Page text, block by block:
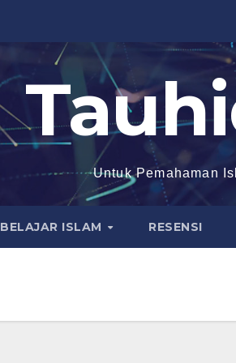
Untuk Pemahaman
BELAJAR ISLAM RESENSI